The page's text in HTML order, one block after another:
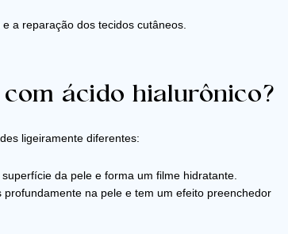
a reparação dos tecidos cutâneos.
ácido hialurônico?
ligeiramente diferentes:
da pele e forma um filme hidratante.
profundamente na pele e tem um efeito preenchedor